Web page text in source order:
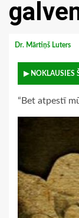
Dr. Mārtiņš Luters
▶ NOKLAUSIES
“Bet atpestī